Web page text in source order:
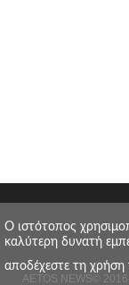
AETOS NEWS ©
O ιστότοπος
καλύτερη δυνατή
αποδέχεστε τη